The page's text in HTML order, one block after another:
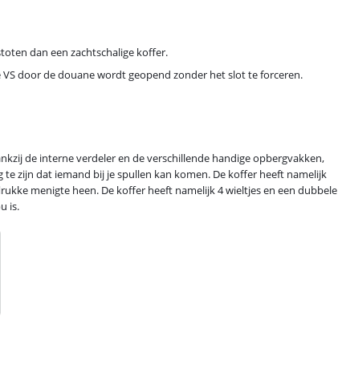
dan een zachtschalige koffer.
door de douane wordt geopend zonder het slot te forceren.
de interne verdeler en de verschillende handige opbergvakken,
te zijn dat iemand bij je spullen kan komen. De koffer heeft namelijk
menigte heen. De koffer heeft namelijk 4 wieltjes en een dubbele
is.